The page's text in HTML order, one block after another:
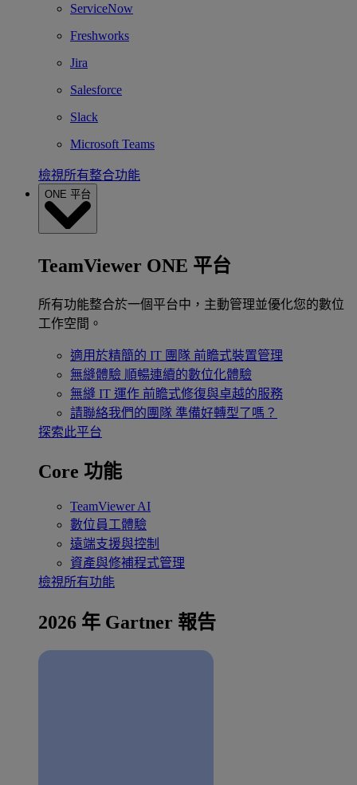
ServiceNow
Freshworks
Jira
Salesforce
Slack
Microsoft Teams
檢視所有整合功能
ONE 平台
TeamViewer ONE 平台
所有功能整合於一個平台中，主動管理並優化您的數位
工作空間。
適用於精簡的 IT 團隊 前瞻式裝置管理
無縫體驗 順暢連續的數位化體驗
無縫 IT 運作 前瞻式修復與卓越的服務
請聯絡我們的團隊 準備好轉型了嗎？
探索此平台
Core 功能
TeamViewer AI
數位員工體驗
遠端支援與控制
資產與修補程式管理
檢視所有功能
2026 年 Gartner 報告